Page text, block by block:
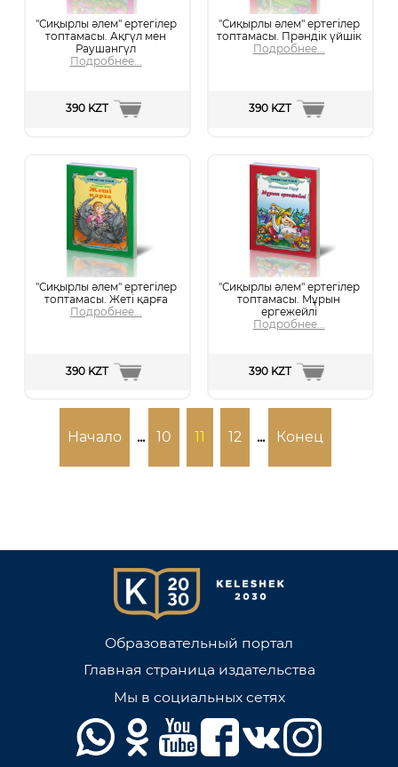
"Сиқырлы әлем" ертегілер
топтамасы. Ақгүл мен
Раушангүл
Подробнее...
390 KZT
"Сиқырлы әлем" ертегілер
топтамасы. Прәндік үйшік
Подробнее...
390 KZT
"Сиқырлы әлем" ертегілер
топтамасы. Жеті қарға
Подробнее...
390 KZT
"Сиқырлы әлем" ертегілер
топтамасы. Мұрын
ергежейлі
Подробнее...
390 KZT
Начало ... 10 11 12 ... Конец
Образовательный портал
Главная страница издательства
Мы в социальных сетях